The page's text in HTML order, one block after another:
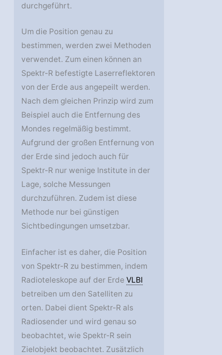
durchgeführt.
Um die Position genau zu
bestimmen, werden zwei Methoden
verwendet. Zum einen können an
Spektr-R befestigte Laserreflektoren
von der Erde aus angepeilt werden.
Nach dem gleichen Prinzip wird zum
Beispiel auch die Entfernung des
Mondes regelmäßig bestimmt.
Aufgrund der großen Entfernung von
der Erde sind jedoch auch für
Spektr-R nur wenige Institute in der
Lage, solche Messungen
durchzuführen. Zudem ist diese
Methode nur bei günstigen
Sichtbedingungen umsetzbar.
Einfacher ist es daher, die Position
von Spektr-R zu bestimmen, indem
Radioteleskope auf der ErdeVLBI
betreiben um den Satelliten zu
orten. Dabei dient Spektr-R als
Radiosender und wird genau so
beobachtet, wie Spektr-R sein
Zielobjekt beobachtet. Zusätzlich